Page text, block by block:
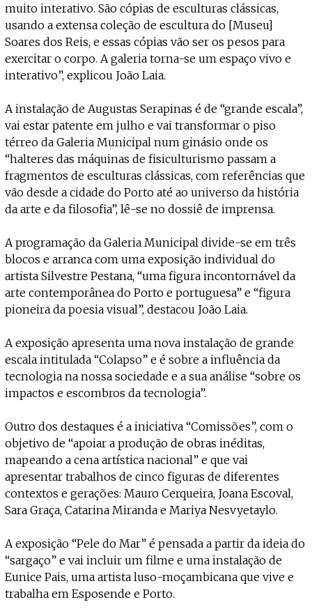
muito interativo. São cópias de esculturas clássicas,
usando a extensa coleção de escultura do [Museu]
Soares dos Reis, e essas cópias vão ser os pesos para
exercitar o corpo. A galeria torna-se um espaço vivo e
interativo”, explicou João Laia.
A instalação de Augustas Serapinas é de “grande escala”,
vai estar patente em julho e vai transformar o piso
térreo da Galeria Municipal num ginásio onde os
“halteres das máquinas de fisiculturismo passam a
fragmentos de esculturas clássicas, com referências que
vão desde a cidade do Porto até ao universo da história
da arte e da filosofia”, lê-se no dossiê de imprensa.
A programação da Galeria Municipal divide-se em três
blocos e arranca com uma exposição individual do
artista Silvestre Pestana, “uma figura incontornável da
arte contemporânea do Porto e portuguesa” e “figura
pioneira da poesia visual”, destacou João Laia.
A exposição apresenta uma nova instalação de grande
escala intitulada “Colapso” e é sobre a influência da
tecnologia na nossa sociedade e a sua análise “sobre os
impactos e escombros da tecnologia”.
Outro dos destaques é a iniciativa “Comissões”, com o
objetivo de “apoiar a produção de obras inéditas,
mapeando a cena artística nacional” e que vai
apresentar trabalhos de cinco figuras de diferentes
contextos e gerações: Mauro Cerqueira, Joana Escoval,
Sara Graça, Catarina Miranda e Mariya Nesvyetaylo.
A exposição “Pele do Mar” é pensada a partir da ideia do
“sargaço” e vai incluir um filme e uma instalação de
Eunice Pais, uma artista luso-moçambicana que vive e
trabalha em Esposende e Porto.